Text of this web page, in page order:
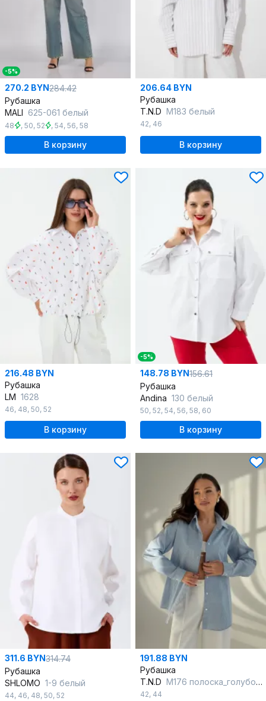
-5%
270.2 BYN284.42
Рубашка
MALI 625-061 белый
48 , 50, 52 , 54, 56, 58
В корзину
206.64 BYN
Рубашка
T.N.D М183 белый
42, 46
В корзину
216.48 BYN
Рубашка
LM 1628
46, 48, 50, 52
В корзину
-5%
148.78 BYN156.61
Рубашка
Andina 130 белый
50, 52, 54, 56, 58, 60
В корзину
311.6 BYN314.74
Рубашка
SHLOMO 1-9 белый
44, 46, 48, 50, 52
191.88 BYN
Рубашка
T.N.D М176 полоска_голубой+белый
42, 44